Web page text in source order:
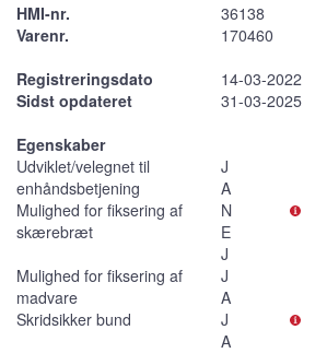
HMI-nr.
36138
Varenr.
170460
Registreringsdato
14-03-2022
Sidst opdateret
31-03-2025
Egenskaber
Udviklet/velegnet til
enhåndsbetjening
J
A
Mulighed for fiksering af
skærebræt
N
E
J
Mulighed for fiksering af
madvare
J
A
Skridsikker bund
J
A